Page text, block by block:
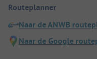
Routeplanner
Naar de ANWB
Naar de Google